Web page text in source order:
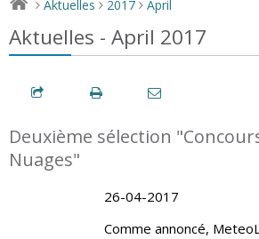
> Aktuelles > 2017 > April
Aktuelles - April 2017
Deuxième sélection
Nuages"
26-04-2017
Comme annoncé,